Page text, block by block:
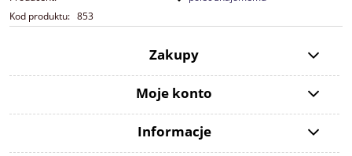
Kod produktu: 853
Zakupy
Moje konto
Informacje